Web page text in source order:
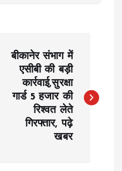
बीकानेर संभाग में
एसीबी की बड़ी
कार्रवाई,सुरक्षा
गार्ड 5 हजार की
रिश्वत लेते
गिरफ्तार, पढ़े
खबर